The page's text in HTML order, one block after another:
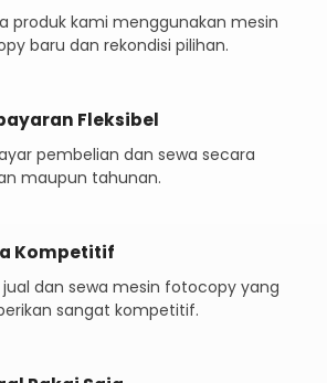
produk kami menggunakan mesin
baru dan rekondisi pilihan.
Fleksibel
pembelian dan sewa secara
maupun tahunan.
Kompetitif
jual dan sewa mesin fotocopy yang
sangat kompetitif.